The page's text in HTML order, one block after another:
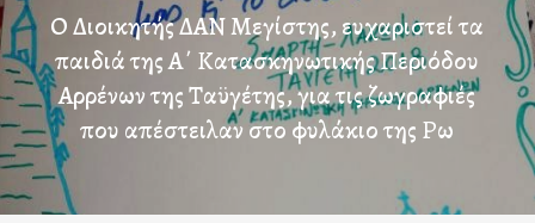
Ο Διοικητής ΔΑΝ Μεγίστης, ευχαριστεί τα
παιδιά της Α΄ Κατασκηνωτικής Περιόδου
Αρρένων της Ταϋγέτης, για τις ζωγραφιές
που απέστειλαν στο φυλάκιο της Ρω